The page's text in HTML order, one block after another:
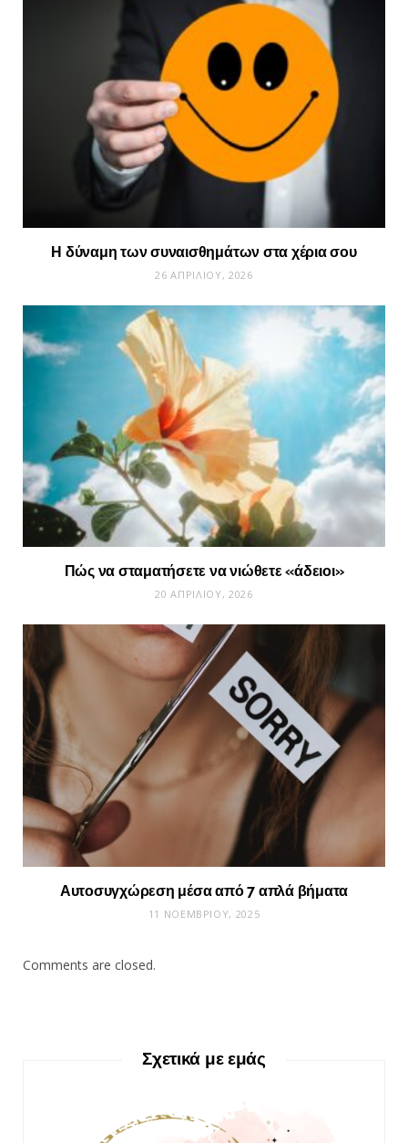
Η δύναμη των συναισθημάτων στα χέρια σου
26 ΑΠΡΙΛΊΟΥ, 2026
Πώς να σταματήσετε να νιώθετε «άδειοι»
20 ΑΠΡΙΛΊΟΥ, 2026
Αυτοσυγχώρεση μέσα από 7 απλά βήματα
11 ΝΟΕΜΒΡΊΟΥ, 2025
Comments are closed.
Σχετικά με εμάς